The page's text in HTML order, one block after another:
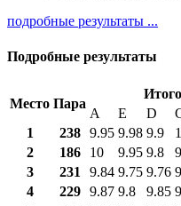
подробные результаты ...
Подробные результаты
Место Пара
A E D
1
238 9.95 9.98 9.9
2
186 10 9.95 9.8
3
231 9.84 9.75 9.76
4
229 9.87 9.8 9.85